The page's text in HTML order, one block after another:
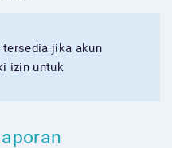
jika akun
izin untuk